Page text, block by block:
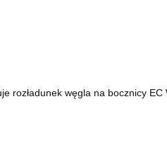
rozładunek węgla na bocznicy